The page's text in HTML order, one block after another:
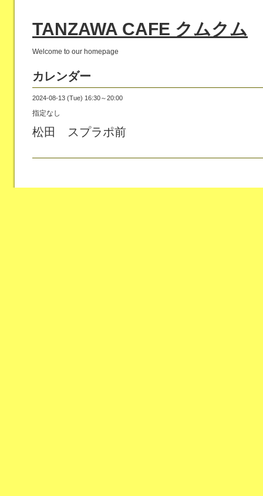
TANZAWA CAFE クムクム
Welcome to our homepage
カレンダー
2024-08-13 (Tue) 16:30～20:00
指定なし
松田 スプラポ前